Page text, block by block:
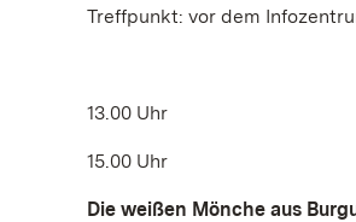
Treffpunkt: vor dem
13.00 Uhr
15.00 Uhr
Die weißen Mönche aus